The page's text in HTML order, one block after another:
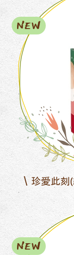
珍愛此刻
NEW
NEW